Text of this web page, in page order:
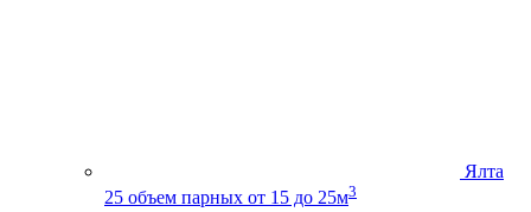
Ялта
25 объем парных от 15 до 25м3